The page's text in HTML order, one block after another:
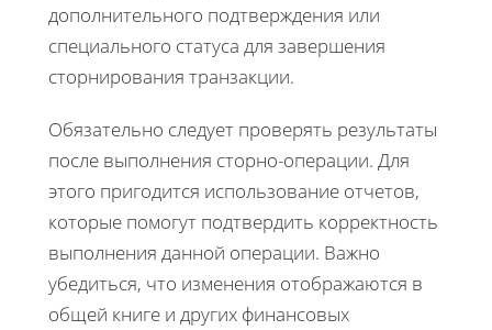
дополнительного подтверждения или
специального статуса для завершения
сторнирования транзакции.
Обязательно следует проверять результаты
после выполнения сторно-операции. Для
этого пригодится использование отчетов,
которые помогут подтвердить корректность
выполнения данной операции. Важно
убедиться, что изменения отображаются в
общей книге и других финансовых